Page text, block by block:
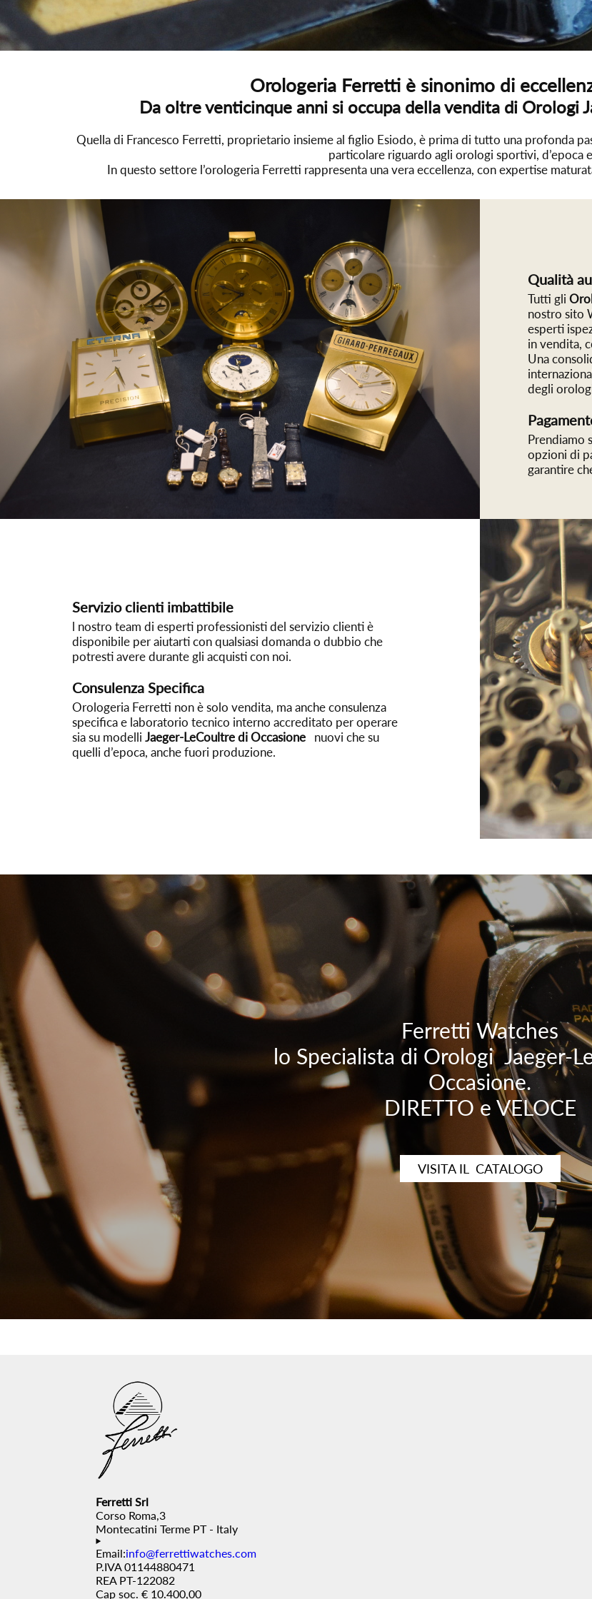
Orologeria Ferretti è sinonimo di
Da oltre venticinque anni si occupa della vendita di Orologi
Quella di Francesco Ferretti, proprietario insieme al figlio Esiodo, è prima di tutto una profonda
particolare riguardo agli orologi sportivi, d’epoca
In questo settore l’orologeria Ferretti rappresenta una vera eccellenza, con expertise
Qualità
Tutti gli
nostro sito
esperti
in vendita,
Una
degli
Prendiamo
opzioni di
garantire
Servizio clienti imbattibile
l nostro team di esperti professionisti del servizio clienti è
disponibile per aiutarti con qualsiasi domanda o dubbio che
potresti avere durante gli acquisti con noi.
Consulenza Specifica
Orologeria Ferretti non è solo vendita, ma anche consulenza
specifica e laboratorio tecnico interno accreditato per operare
sia su modelli Jaeger-LeCoultre di Occasione
nuovi che su
quelli d’epoca, anche fuori produzione.
Ferretti Watches
lo Specialista di Orologi Jaeger-
Occasione.
DIRETTO e VELOCE
VISITA IL CATALOGO
Ferretti Srl
Corso Roma,3
Montecatini Terme PT - Italy
Email:info@ferrettiwatches.com
P.IVA 01144880471
REA PT-122082
Cap soc. € 10.400,00